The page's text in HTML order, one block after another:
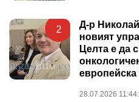
2
Д-р
новият
Целта е да
европейска
28.07.2026